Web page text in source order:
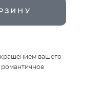
вашего
романтичное